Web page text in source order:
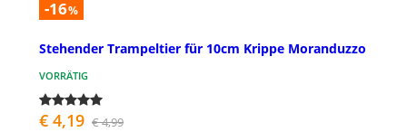
-16%
Stehender Trampeltier für 10cm Krippe Moranduzzo
VORRÄTIG
€ 4,19 € 4,99